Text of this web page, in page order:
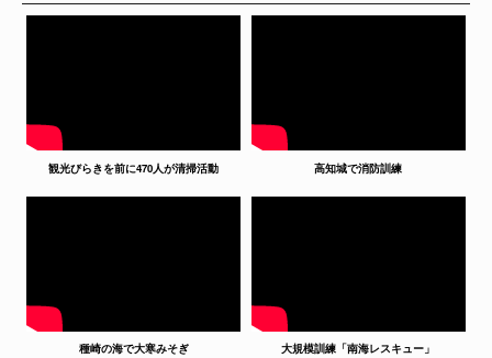
観光びらきを前に470人が清掃活動 高知城で消防訓練
種崎の海で大寒みそぎ 大規模訓練「南海レスキュー」